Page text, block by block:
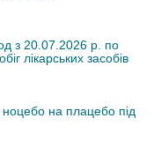
з 20.07.2026 р. по
лікарських засобів
на плацебо під